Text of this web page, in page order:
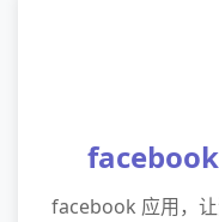
facebook
facebook 应用，